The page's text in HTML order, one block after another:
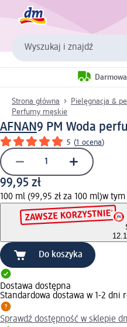
Wyszukaj i znajdź
Strona główna Pielęgnacja &
Perfumy męskie
AFNAN9 PM Woda
5 (1 ocena)
99,95 zł
100 ml (99,95 zł za 100 ml)w tym
Do koszyka
Dostawa dostępna
Standardowa dostawa w 1-2 dni
Sprawdź dostępność w sklepie